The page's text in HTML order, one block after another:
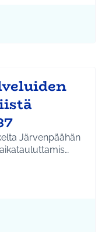
Järvenpäähän
Tuusula